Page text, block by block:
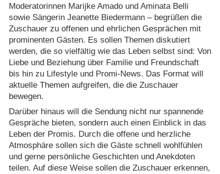
Moderatorinnen Marijke Amado und Aminata Belli
sowie Sängerin Jeanette Biedermann – begrüßen die
Zuschauer zu offenen und ehrlichen Gesprächen mit
prominenten Gästen. Es sollen Themen diskutiert
werden, die so vielfältig wie das Leben selbst sind: Von
Liebe und Beziehung über Familie und Freundschaft
bis hin zu Lifestyle und Promi-News. Das Format will
aktuelle Themen aufgreifen, die die Zuschauer
bewegen.
Darüber hinaus will die Sendung nicht nur spannende
Gespräche bieten, sondern auch einen Einblick in das
Leben der Promis. Durch die offene und herzliche
Atmosphäre sollen sich die Gäste schnell wohlfühlen
und gerne persönliche Geschichten und Anekdoten
teilen. Auf diese Weise sollen die Zuschauer erkennen,